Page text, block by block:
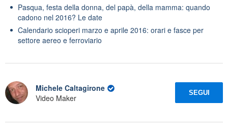
Pasqua, festa della donna, del papà, della mamma: quando
cadono nel 2016? Le date
Calendario scioperi marzo e aprile 2016: orari e fasce per
settore aereo e ferroviario
Michele Caltagirone
Video Maker
SEGUI